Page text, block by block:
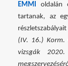
EMMI
oldalán
tartanak, az
(IV. 16.) Korm.
vizsgák 2020.